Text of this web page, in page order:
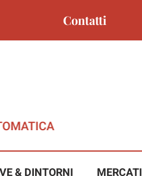
Contatti
& DINTORNI MERCATI